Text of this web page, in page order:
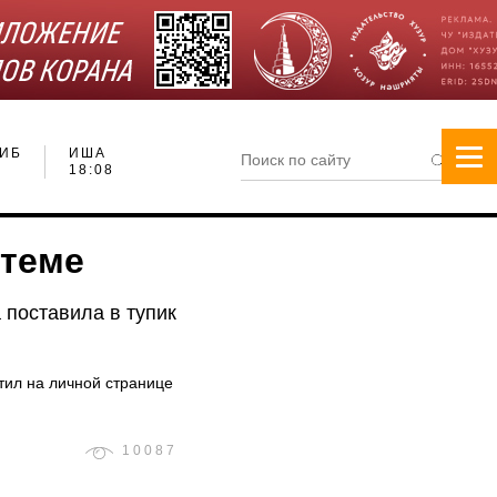
ИША
18:08
в тупик
на личной странице
10087